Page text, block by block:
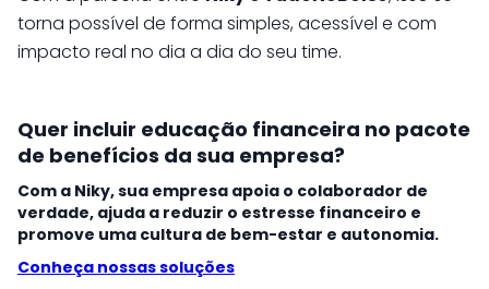
torna possível de forma simples, acessível e com
impacto real no dia a dia do seu time.
Quer incluir educação financeira no pacote
de benefícios da sua empresa?
Com a Niky, sua empresa apoia o colaborador de
verdade, ajuda a reduzir o estresse financeiro e
promove uma cultura de bem-estar e autonomia.
Conheça nossas soluções